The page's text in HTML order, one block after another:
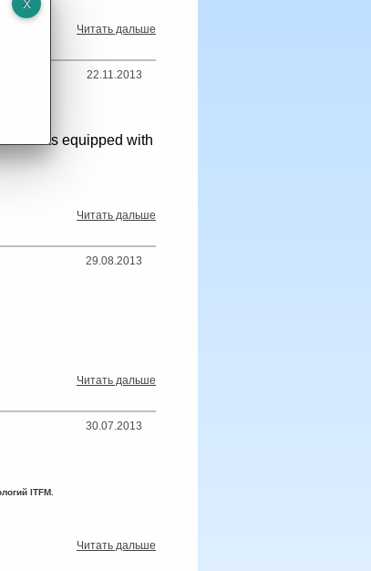
Читать дальше
22.11.2013
well as equipped with
Читать дальше
29.08.2013
Читать дальше
30.07.2013
ITFM.
Читать дальше